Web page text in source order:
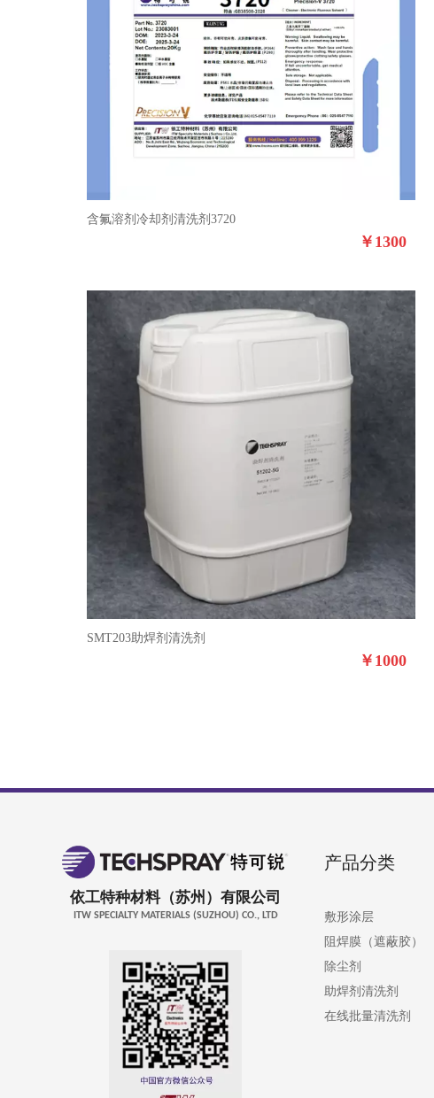
含氟溶剂冷却剂清洗剂3720
￥ 1300
SMT203助焊剂清洗剂
￥ 1000
依工特种材料（苏州）有限公司
ITW SPECIALTY MATERIALS (SUZHOU) CO., LTD
产品分类
敷形涂层
阻焊膜（遮蔽胶）
除尘剂
助焊剂清洗剂
在线批量清洗剂